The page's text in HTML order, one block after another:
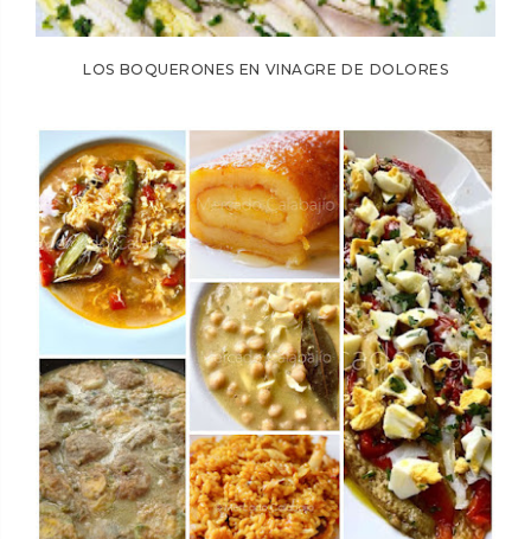
LOS BOQUERONES EN VINAGRE DE DOLORES